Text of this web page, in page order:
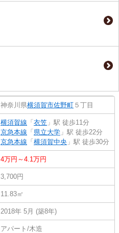
神奈川県横須賀市佐野町 ５丁目
横須賀線 「 衣笠 」駅 徒歩11分
京急本線 「 県立大学 」駅 徒歩22分
京急本線 「 横須賀中央 」駅 徒歩30分
4万円～4.1万円
3,700円
11.83㎡
2018年 5月 (築8年)
アパート/木造